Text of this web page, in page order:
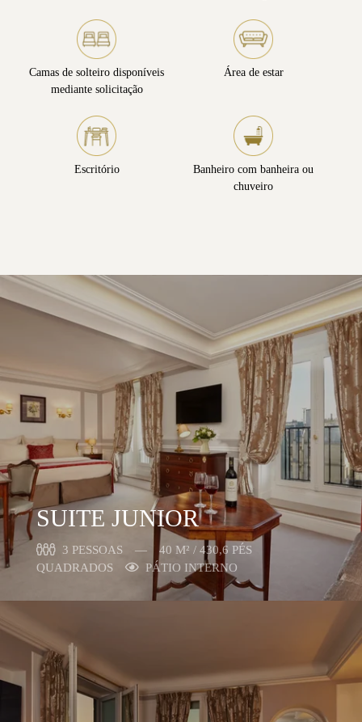
Camas de solteiro disponíveis
mediante solicitação
Área de estar
Escritório
Banheiro com banheira ou
chuveiro
SUITE JUNIOR
3 PESSOAS
40 M² / 430,6 PÉS
QUADRADOS
PÁTIO INTERNO